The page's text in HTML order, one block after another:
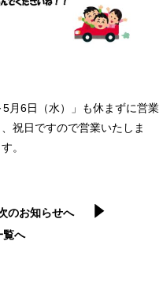
月6日（水）」も休まずに営業
祝日ですので営業いたしま
。
のお知らせへ
覧へ